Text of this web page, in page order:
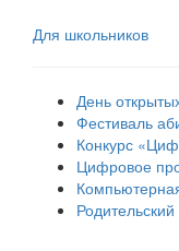
Для школьников
День
Фестиваль
Конкурс
Цифровое
Родительский